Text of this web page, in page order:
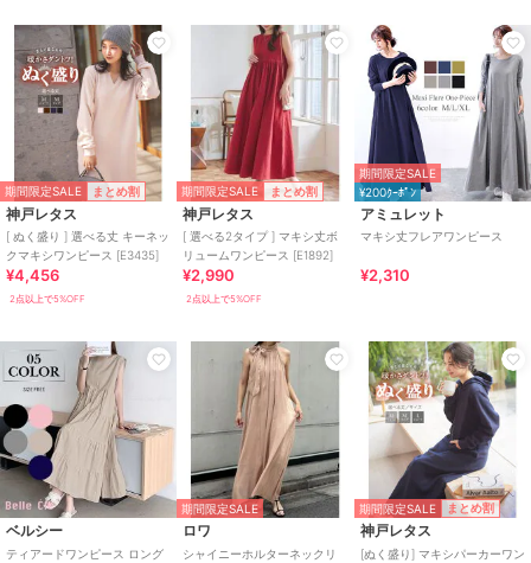
期間限定SALE まとめ割
神戸レタス
[ ぬく盛り ] 選べる丈 キーネッ
クマキシワンピース [E3435]
¥4,456
2点以上で5%OFF
期間限定SALE まとめ割
神戸レタス
[ 選べる2タイプ ] マキシ丈ボ
リュームワンピース [E1892]
¥2,990
2点以上で5%OFF
期間限定SALE
¥200ｸｰﾎﾟﾝ
アミュレット
マキシ丈フレアワンピース
¥2,310
ベルシー
ティアードワンピース ロング
期間限定SALE
ロワ
シャイニーホルターネックリ
期間限定SALE まとめ割
神戸レタス
[ぬく盛り] マキシパーカーワン